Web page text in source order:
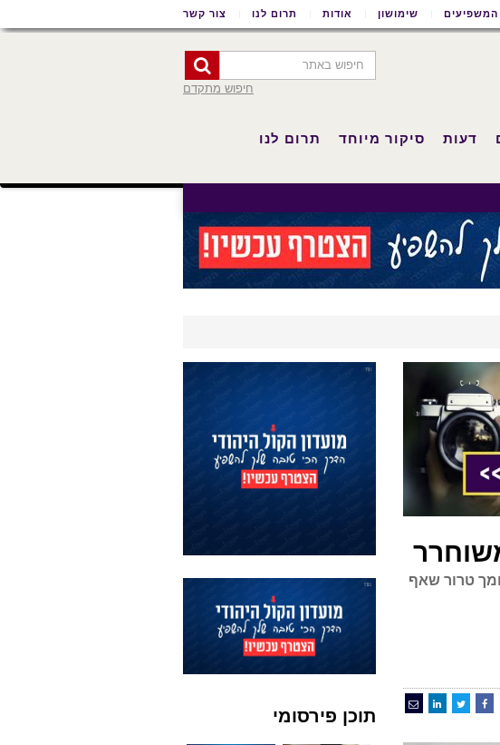
המשפיעים שימושון אודות תרום לנו צור קשר
חיפוש מתקדם
דעות סיקור מיוחד תרום לנו
טרור שאף
תוכן פירסומי